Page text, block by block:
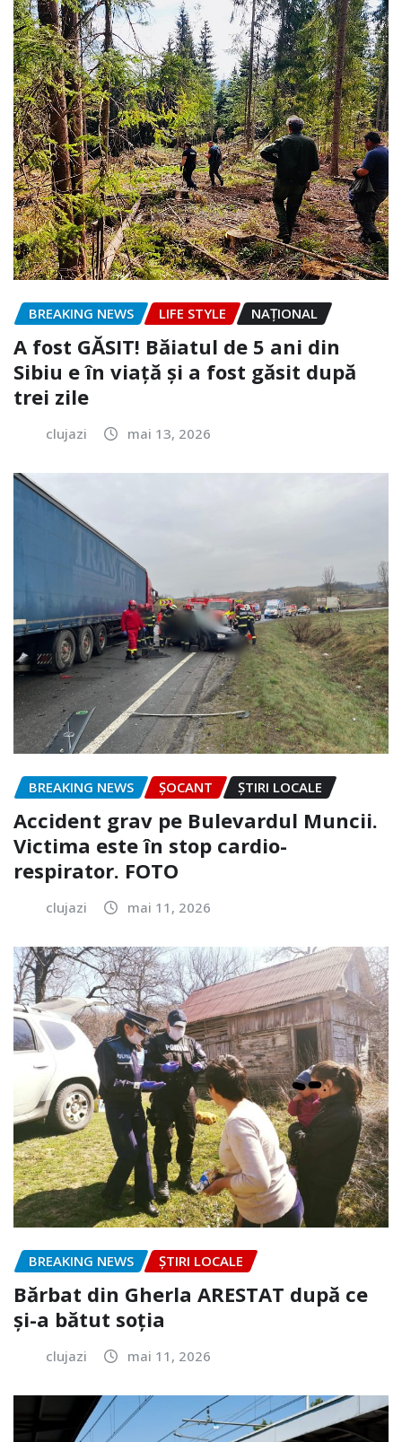
BREAKING NEWS LIFE STYLE NAŢIONAL
A fost GĂSIT! Băiatul de 5 ani din
Sibiu e în viață și a fost găsit după
trei zile
clujazi mai 13, 2026
BREAKING NEWS ȘOCANT ȘTIRI LOCALE
Accident grav pe Bulevardul Muncii.
Victima este în stop cardio-
respirator. FOTO
clujazi mai 11, 2026
BREAKING NEWS ȘTIRI LOCALE
Bărbat din Gherla ARESTAT după ce
și-a bătut soția
clujazi mai 11, 2026